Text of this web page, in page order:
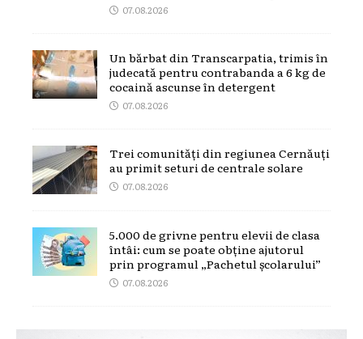
07.08.2026
Un bărbat din Transcarpatia, trimis în
judecată pentru contrabanda a 6 kg de
cocaină ascunse în detergent
07.08.2026
Trei comunități din regiunea Cernăuți
au primit seturi de centrale solare
07.08.2026
5.000 de grivne pentru elevii de clasa
întâi: cum se poate obține ajutorul
prin programul „Pachetul școlarului”
07.08.2026